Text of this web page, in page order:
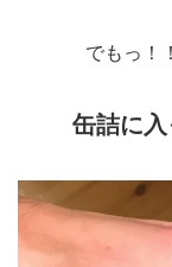
でもっ！
缶詰に